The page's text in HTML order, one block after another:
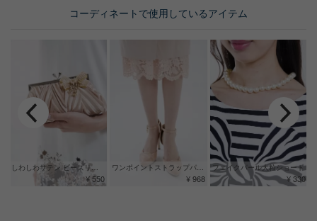
コーディネートで使用しているアイテム
ワンポイントストラップパンプス
¥ 968
フェイクパール大粒ショート
¥ 330
しわしわサテン ビーズリボンバッグ
¥ 550